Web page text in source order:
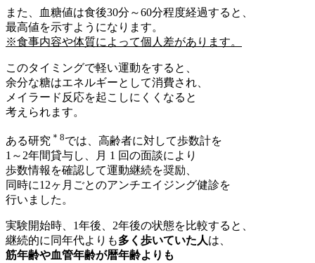
また、血糖値は食後30分～60分程度経過すると、
最高値を示すようになります。
※食事内容や体質によって個人差があります。
このタイミングで軽い運動をすると、
余分な糖はエネルギーとして消費され、
メイラード反応を起こしにくくなると
考えられます。
ある研究 ＊8では、高齢者に対して歩数計を
1～2年間貸与し、月 1 回の面談により
歩数情報を確認して運動継続を奨励、
同時に12ヶ月ごとのアンチエイジング健診を
行いました。
実験開始時、1年後、2年後の状態を比較すると、
継続的に同年代よりも多く歩いていた人は、
筋年齢や血管年齢が暦年齢よりも